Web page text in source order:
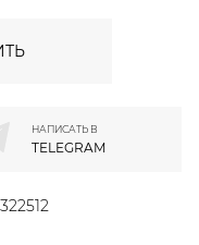
НАПИСАТЬ В
TELEGRAM